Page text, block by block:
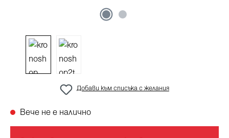
Добави към списъка с желания
Вече не е налично